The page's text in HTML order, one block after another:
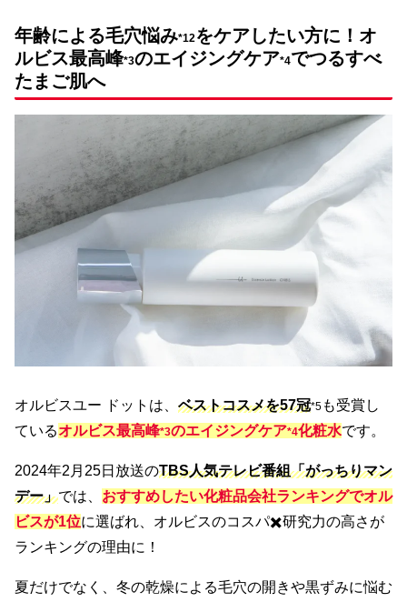
年齢による毛穴悩み*12をケアしたい方に！オ
ルビス最高峰*3のエイジングケア*4でつるすべ
たまご肌へ
オルビスユー ドットは、 ベストコスメを57冠*5 も受賞し
ているオルビス最高峰*3のエイジングケア*4化粧水です。
2024年2月25日放送のTBS人気テレビ番組「がっちりマン
デー」では、 おすすめしたい化粧品会社ランキングでオル
ビスが1位に選ばれ、オルビスのコスパ✖️研究力の高さが
ランキングの理由に！
夏だけでなく、冬の乾燥による毛穴の開きや黒ずみに悩む